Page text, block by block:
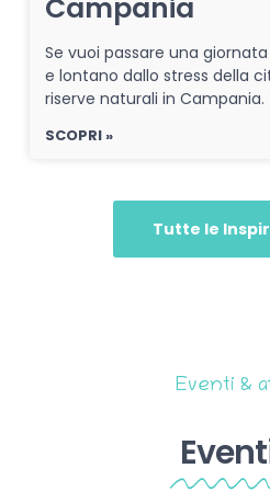
Campania
Se vuoi passare una
e lontano dallo stress della
riserve naturali in Campania.
SCOPRI »
Tutte le
Eventi &